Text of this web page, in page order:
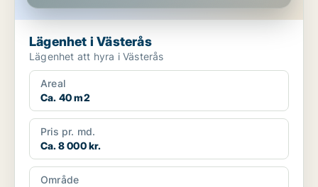
Lägenhet i Västerås
Lägenhet att hyra i Västerås
Areal
Ca. 40 m2
Pris pr. md.
Ca. 8 000 kr.
Område